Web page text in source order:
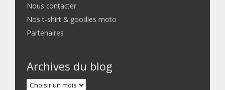
Nous contacter
Nos t-shirt & goodies moto
Partenaires
Archives du blog